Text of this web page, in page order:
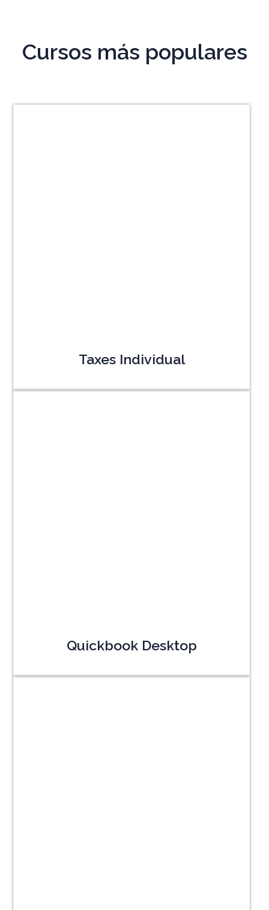
Cursos más populares
Taxes Individual
Quickbook Desktop